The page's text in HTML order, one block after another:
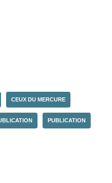
CEUX DU MERCURE
PUBLICATION